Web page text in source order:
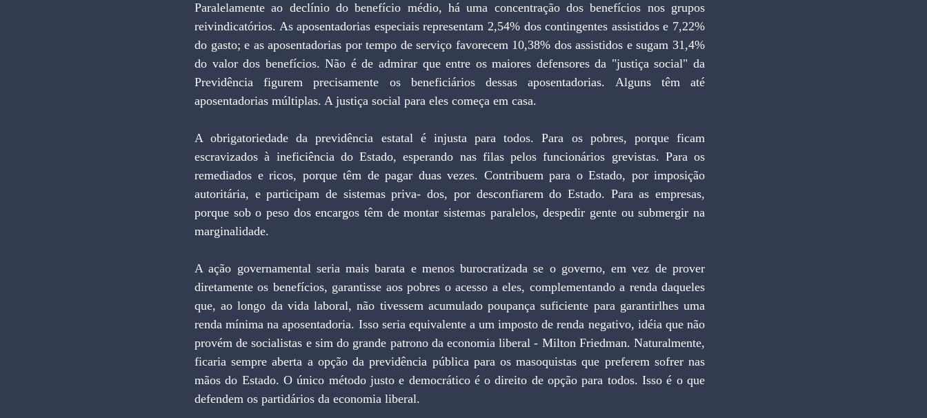
Paralelamente ao declínio do benefício médio, há uma concentração dos benefícios nos grupos
reivindicatórios. As aposentadorias especiais representam 2,54% dos contingentes assistidos e 7,22%
do gasto; e as aposentadorias por tempo de serviço favorecem 10,38% dos assistidos e sugam 31,4%
do valor dos benefícios. Não é de admirar que entre os maiores defensores da "justiça social" da
Previdência figurem precisamente os beneficiários dessas aposentadorias. Alguns têm até
aposentadorias múltiplas. A justiça social para eles começa em casa.
A obrigatoriedade da previdência estatal é injusta para todos. Para os pobres, porque ficam
escravizados à ineficiência do Estado, esperando nas filas pelos funcionários grevistas. Para os
remediados e ricos, porque têm de pagar duas vezes. Contribuem para o Estado, por imposição
autoritária, e participam de sistemas priva- dos, por desconfiarem do Estado. Para as empresas,
porque sob o peso dos encargos têm de montar sistemas paralelos, despedir gente ou submergir na
marginalidade.
A ação governamental seria mais barata e menos burocratizada se o governo, em vez de prover
diretamente os benefícios, garantisse aos pobres o acesso a eles, complementando a renda daqueles
que, ao longo da vida laboral, não tivessem acumulado poupança suficiente para garantirlhes uma
renda mínima na aposentadoria. Isso seria equivalente a um imposto de renda negativo, idéia que não
provém de socialistas e sim do grande patrono da economia liberal - Milton Friedman. Naturalmente,
ficaria sempre aberta a opção da previdência pública para os masoquistas que preferem sofrer nas
mãos do Estado. O único método justo e democrático é o direito de opção para todos. Isso é o que
defendem os partidários da economia liberal.